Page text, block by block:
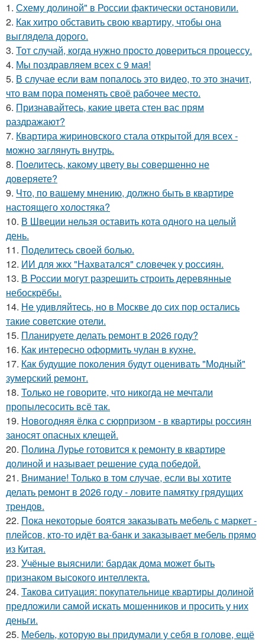
1. Схему долиной" в России фактически остановили.
2. Как хитро обставить свою квартиру, чтобы она
выглядела дорого.
3. Тот случай, когда нужно просто довериться процессу.
4. Мы поздравляем всех с 9 мая!
5. В случае если вам попалось это видео, то это значит,
что вам пора поменять своё рабочее место.
6. Признавайтесь, какие цвета стен вас прям
раздражают?
7. Квартира жириновского стала открытой для всех -
можно заглянуть внутрь.
8. Поелитесь, какому цвету вы совершенно не
доверяете?
9. Что, по вашему мнению, должно быть в квартире
настоящего холостяка?
10. В Швеции нельзя оставить кота одного на целый
день.
11. Поделитесь своей болью.
12. ИИ для жкх "Нахватался" словечек у россиян.
13. В России могут разрешить строить деревянные
небоскрёбы.
14. Не удивляйтесь, но в Москве до сих пор остались
такие советские отели.
15. Планируете делать ремонт в 2026 году?
16. Как интересно оформить чулан в кухне.
17. Как будущие поколения будут оценивать "Модный"
зумерский ремонт.
18. Только не говорите, что никогда не мечтали
пропылесосить всё так.
19. Новогодняя ёлка с сюрпризом - в квартиры россиян
заносят опасных клещей.
20. Полина Лурье готовится к ремонту в квартире
долиной и называет решение суда победой.
21. Внимание! Только в том случае, если вы хотите
делать ремонт в 2026 году - ловите памятку грядущих
трендов.
22. Пока некоторые боятся заказывать мебель с маркет -
плейсов, кто-то идёт ва-банк и заказывает мебель прямо
из Китая.
23. Учёные выяснили: бардак дома может быть
признаком высокого интеллекта.
24. Такова ситуация: покупательнице квартиры долиной
предложили самой искать мошенников и просить у них
деньги.
25. Мебель, которую вы придумали у себя в голове, ещё